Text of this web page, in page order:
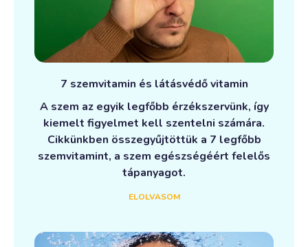
7 szemvitamin és látásvédő vitamin
A szem az egyik legfőbb érzékszervünk, így
kiemelt figyelmet kell szentelni számára.
Cikkünkben összegyűjtöttük a 7 legfőbb
szemvitamint, a szem egészségéért felelős
tápanyagot.
ELOLVASOM